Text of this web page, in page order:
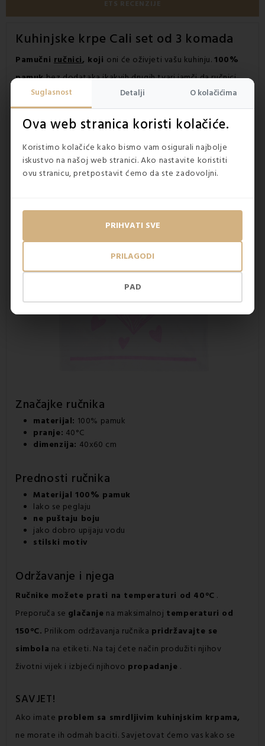
Suglasnost Detalji O kolačićima
Ova web stranica koristi kolačiće.
Koristimo kolačiće kako bismo vam osigurali najbolje
iskustvo na našoj web stranici. Ako nastavite koristiti
ovu stranicu, pretpostavit ćemo da ste zadovoljni.
PAD
PRILAGODI
PRIHVATI SVE
ETS RECENZIJE
Kuhinjske krpe Cali set od 3 komada
Pamučni ručnici, koji oni će oživjeti vašu kuhinju.100%
pamukbez dodataka ikakvih drugih tvari jamči da ručnici
savršenoupijaju vodu
. Gusto tkana tkanina produljit će
vijek trajanja ručnika, zadržat ćeoblik i bojui nakon brojnih
pranja.
Značajke ručnika
materijal: 100% pamuk
pranje: 40°C
dimenzija: 40x60 cm
Prednosti ručnika
Materijal 100% pamuk
lako se peglaju
ne puštaju boju
jako dobro upijaju vodu
stilski motiv
Održavanje i njega
Ručnike možete prati na temperaturi od 40°C .
Preporuča se glačanje na maksimalnoj temperaturi od
150°C. Prilikom održavanja ručnika pridržavajte se
simbola na etiketi. Na taj ćete način produžiti njihov
životni vijek i izbjeći njihovo propadanje .
SAVJET!
Ako imate problem sa smrdljivim kuhinjskim krpama,
ne morate ih odmah baciti. Savjetovat ćemo vas kako se